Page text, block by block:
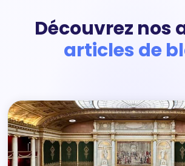
Découvrez nos
articles de